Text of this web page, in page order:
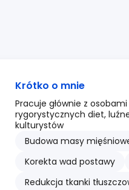
Krótko o mnie
Pracuje głównie z
rygorystycznych diet,
kulturystów
Budowa masy
Korekta wad postawy
Redukcja tkanki